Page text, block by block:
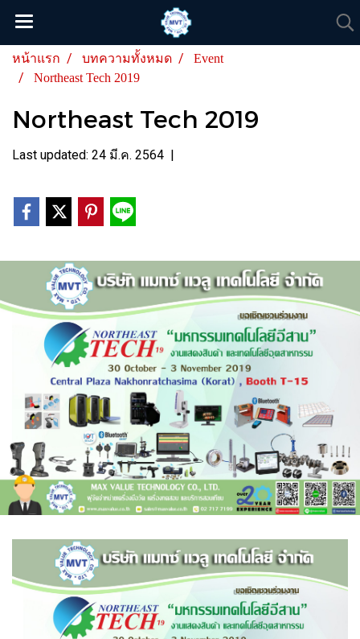
หน้าแรก บทความทั้งหมด
Event
Northeast Tech 2019
Northeast Tech 2019
Last updated: 24 มี.ค. 2564 |